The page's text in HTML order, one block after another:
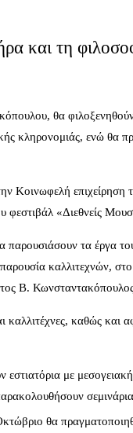
και τη
θα φιλοξενηθούν
κληρονομιάς, ενώ θα
Κοινωφελή επιχείρηση
φεστιβάλ «Διεθνείς
παρουσιάσουν τα έργα
καλλιτεχνών,
Β.
καθώς και
με
σεμινάρια
θα